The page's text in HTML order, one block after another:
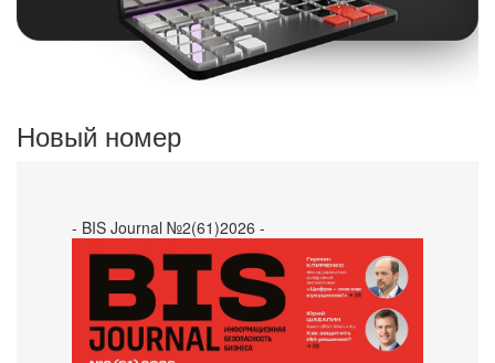
Новый номер
- BIS Journal №2(61)2026 -